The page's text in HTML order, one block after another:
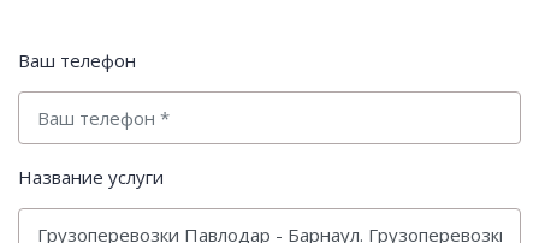
Ваш телефон
Название услуги